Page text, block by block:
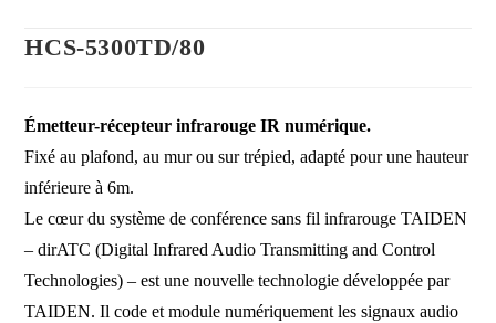
HCS-5300TD/80
Émetteur-récepteur infrarouge IR numérique.
Fixé au plafond, au mur ou sur trépied, adapté pour une hauteur
inférieure à 6m.
Le cœur du système de conférence sans fil infrarouge TAIDEN
– dirATC (Digital Infrared Audio Transmitting and Control
Technologies) – est une nouvelle technologie développée par
TAIDEN. Il code et module numériquement les signaux audio